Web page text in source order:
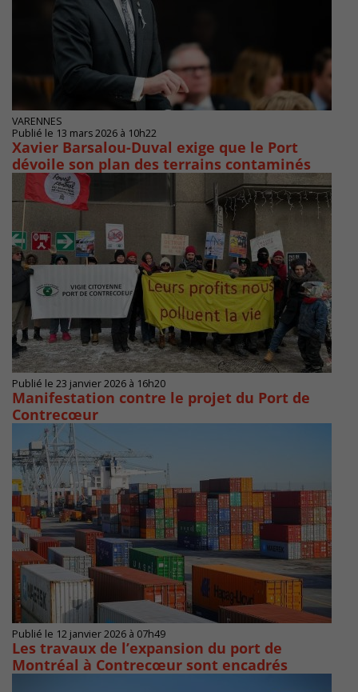
VARENNES
Publié le 13 mars 2026 à 10h22
Xavier Barsalou-Duval exige que le Port
dévoile son plan des terrains contaminés
Publié le 23 janvier 2026 à 16h20
Manifestation contre le projet du Port de
Contrecœur
Publié le 12 janvier 2026 à 07h49
Les travaux de l’expansion du port de
Montréal à Contrecœur sont encadrés